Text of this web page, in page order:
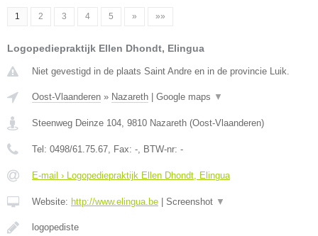
1 2 3 4 5 » »»
Logopediepraktijk Ellen Dhondt, Elingua
Niet gevestigd in de plaats Saint Andre en in de provincie Luik.
Oost-Vlaanderen » Nazareth Google maps ▼
Steenweg Deinze 104, 9810 Nazareth (Oost-Vlaanderen)
Tel: 0498/61.75.67, Fax: -, BTW-nr: -
E-mail › Logopediepraktijk Ellen Dhondt, Elingua
Website: http://www.elingua.be Screenshot ▼
logopediste